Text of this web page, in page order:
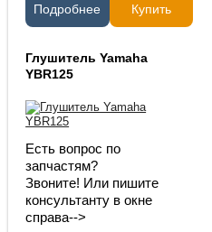
Подробнее Купить
Глушитель Yamaha
YBR125
Есть вопрос по
запчастям?
Звоните! Или пишите
консультанту в окне
справа-->